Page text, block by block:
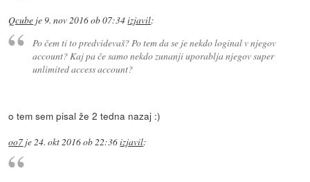
Qcube je9. nov 2016 ob 07:34izjavil:
Po čem ti to predvidevaš? Po tem da se je nekdo loginal v njegov
account? Kaj pa če samo nekdo zunanji uporablja njegov super
unlimited access account?
o tem sem pisal že 2 tedna nazaj :)
oo7 je24. okt 2016 ob 22:36izjavil: